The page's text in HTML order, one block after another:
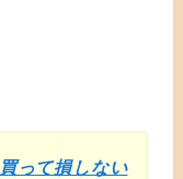
って損しない